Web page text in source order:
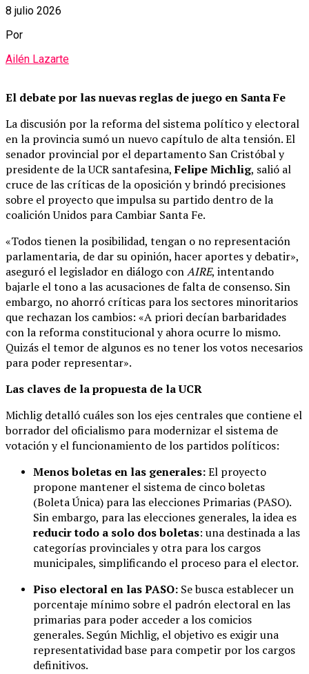
8 julio 2026
Por
Ailén Lazarte
El debate por las nuevas reglas de juego en Santa Fe
La discusión por la reforma del sistema político y electoral
en la provincia sumó un nuevo capítulo de alta tensión. El
senador provincial por el departamento San Cristóbal y
presidente de la UCR santafesina,Felipe Michlig, salió al
cruce de las críticas de la oposición y brindó precisiones
sobre el proyecto que impulsa su partido dentro de la
coalición Unidos para Cambiar Santa Fe.
«Todos tienen la posibilidad, tengan o no representación
parlamentaria, de dar su opinión, hacer aportes y debatir»,
aseguró el legislador en diálogo conAIRE, intentando
bajarle el tono a las acusaciones de falta de consenso. Sin
embargo, no ahorró críticas para los sectores minoritarios
que rechazan los cambios: «A priori decían barbaridades
con la reforma constitucional y ahora ocurre lo mismo.
Quizás el temor de algunos es no tener los votos necesarios
para poder representar».
Las claves de la propuesta de la UCR
Michlig detalló cuáles son los ejes centrales que contiene el
borrador del oficialismo para modernizar el sistema de
votación y el funcionamiento de los partidos políticos:
Menos boletas en las generales:El proyecto
propone mantener el sistema de cinco boletas
(Boleta Única) para las elecciones Primarias (PASO).
Sin embargo, para las elecciones generales, la idea es
reducir todo a solo dos boletas: una destinada a las
categorías provinciales y otra para los cargos
municipales, simplificando el proceso para el elector.
Piso electoral en las PASO: Se busca establecer un
porcentaje mínimo sobre el padrón electoral en las
primarias para poder acceder a los comicios
generales. Según Michlig, el objetivo es exigir una
representatividad base para competir por los cargos
definitivos.